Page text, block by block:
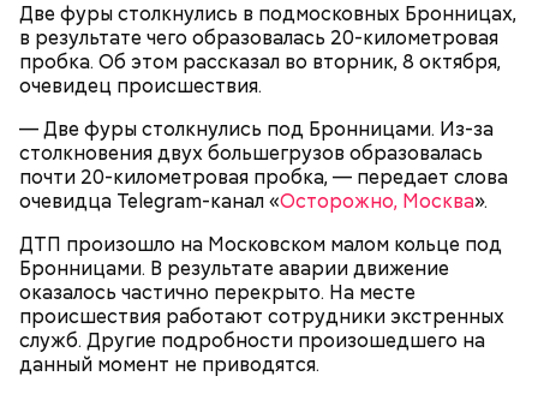
Две фуры столкнулись в подмосковных Бронницах,
в результате чего образовалась 20-километровая
пробка. Об этом рассказал во вторник, 8 октября,
очевидец происшествия.
— Две фуры столкнулись под Бронницами. Из-за
столкновения двух большегрузов образовалась
почти 20-километровая пробка, — передает слова
очевидца Telegram-канал «Осторожно, Москва».
ДТП произошло на Московском малом кольце под
Бронницами. В результате аварии движение
оказалось частично перекрыто. На месте
происшествия работают сотрудники экстренных
служб. Другие подробности произошедшего на
данный момент не приводятся.
Кто еще был жертвой Миссюры
Как идет расследование